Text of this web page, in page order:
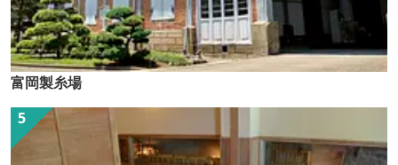
富岡製糸場